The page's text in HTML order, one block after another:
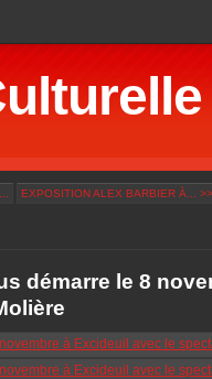
EXPOSITION ALEX BARBIER À... >>
démarre le 8